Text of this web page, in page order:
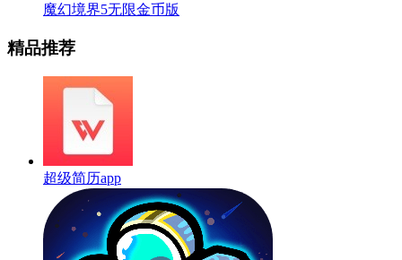
魔幻境界5无限金币版
精品推荐
超级简历app